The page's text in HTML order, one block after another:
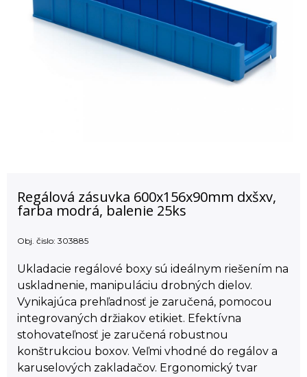
Regálová zásuvka 600x156x90mm dxšxv,
farba modrá, balenie 25ks
Obj. čislo: 303885
Ukladacie regálové boxy sú ideálnym riešením na
uskladnenie, manipuláciu drobných dielov.
Vynikajúca prehľadnosť je zaručená, pomocou
integrovaných držiakov etikiet. Efektívna
stohovateľnosť je zaručená robustnou
konštrukciou boxov. Veľmi vhodné do regálov a
karuselových zakladačov. Ergonomický tvar